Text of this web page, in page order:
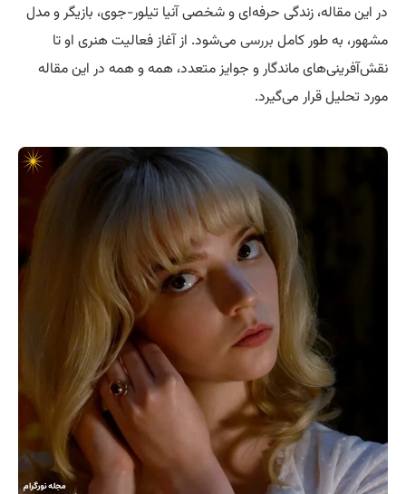
در این مقاله، زندگی حرفه‌ای و شخصی آنیا تیلور-جوی، بازیگر و مدل
مشهور، به طور کامل بررسی می‌شود. از آغاز فعالیت هنری او تا
نقش‌آفرینی‌های ماندگار و جوایز متعدد، همه و همه در این مقاله
مورد تحلیل قرار می‌گیرد.